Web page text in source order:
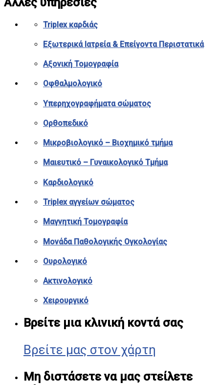
Triplex καρδιάς
Εξωτερικά Ιατρεία & Επείγοντα Περιστατικά
Αξονική Τομογραφία
Οφθαλμολογικό
Υπερηχογραφήματα σώματος
Ορθοπεδικό
Μικροβιολογικό – Βιοχημικό τμήμα
Μαιευτικό – Γυναικολογικό Τμήμα
Καρδιολογικό
Triplex αγγείων σώματος
Μαγνητική Τομογραφία
Μονάδα Παθολογικής Ογκολογίας
Ουρολογικό
Ακτινολογικό
Χειρουργικό
Βρείτε μια κλινική κοντά σας
Βρείτε μας στον χάρτη
Μη διστάσετε να μας στείλετε